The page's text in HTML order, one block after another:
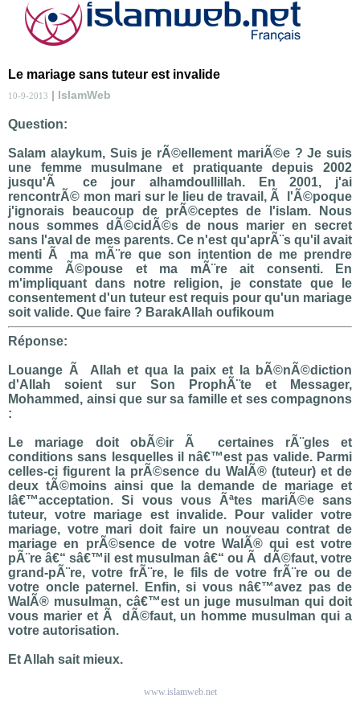
Le mariage sans tuteur est invalide
10-9-2013 | IslamWeb
Question:
Salam alaykum, Suis je rÃ©ellement mariÃ©e ? Je suis
une femme musulmane et pratiquante depuis 2002
jusqu'Ã ce jour alhamdoullillah. En 2001, j'ai
rencontrÃ© mon mari sur le lieu de travail, Ã l'Ã©poque
j'ignorais beaucoup de prÃ©ceptes de l'islam. Nous
nous sommes dÃ©cidÃ©s de nous marier en secret
sans l'aval de mes parents. Ce n'est qu'aprÃ¨s qu'il avait
menti Ã ma mÃ¨re que son intention de me prendre
comme Ã©pouse et ma mÃ¨re ait consenti. En
m'impliquant dans notre religion, je constate que le
consentement d'un tuteur est requis pour qu'un mariage
soit valide. Que faire ? BarakAllah oufikoum
Réponse:
Louange Ã Allah et qua la paix et la bÃ©nÃ©diction
d'Allah soient sur Son ProphÃ¨te et Messager,
Mohammed, ainsi que sur sa famille et ses compagnons
:
Le mariage doit obÃ©ir Ã certaines rÃ¨gles et
conditions sans lesquelles il nâ€™est pas valide. Parmi
celles-ci figurent la prÃ©sence du WalÃ® (tuteur) et de
deux tÃ©moins ainsi que la demande de mariage et
lâ€™acceptation. Si vous vous Ãªtes mariÃ©e sans
tuteur, votre mariage est invalide. Pour valider votre
mariage, votre mari doit faire un nouveau contrat de
mariage en prÃ©sence de votre WalÃ® qui est votre
pÃ¨re â€“ sâ€™il est musulman â€“ ou Ã dÃ©faut, votre
grand-pÃ¨re, votre frÃ¨re, le fils de votre frÃ¨re ou de
votre oncle paternel. Enfin, si vous nâ€™avez pas de
WalÃ® musulman, câ€™est un juge musulman qui doit
vous marier et Ã dÃ©faut, un homme musulman qui a
votre autorisation.
Et Allah sait mieux.
www.islamweb.net